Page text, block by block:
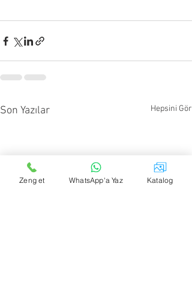
Son Yazılar Hepsini Gör
Zeng et WhatsApp'a Yaz Katalog